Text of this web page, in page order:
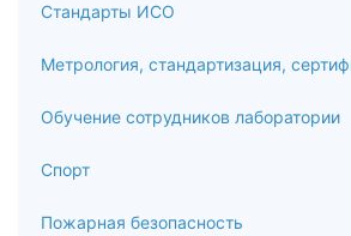
Стандарты ИСО
Метрология, стандартизация,
Обучение сотрудников лаборатории
Спорт
Пожарная безопасность